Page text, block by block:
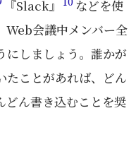
『Slack』
などを使
Web会議中メンバー全
にしましょう。誰かが
たことがあれば、どん
どん書き込むことを奨